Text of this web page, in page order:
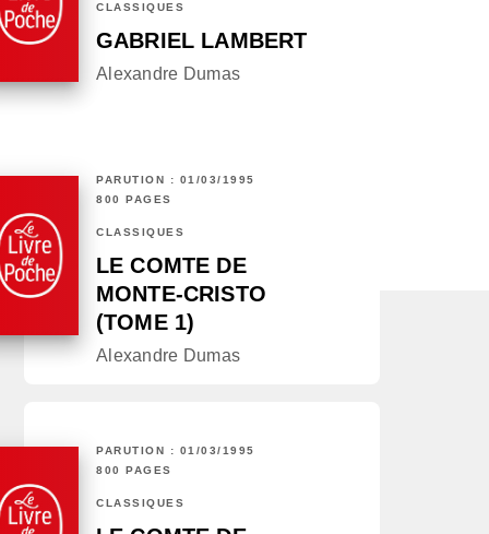
CLASSIQUES
GABRIEL LAMBERT
Alexandre Dumas
PARUTION : 01/03/1995
800 PAGES
CLASSIQUES
LE COMTE DE
MONTE-CRISTO
(TOME 1)
Alexandre Dumas
PARUTION : 01/03/1995
800 PAGES
CLASSIQUES